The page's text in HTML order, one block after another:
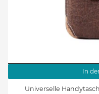
In
Universelle